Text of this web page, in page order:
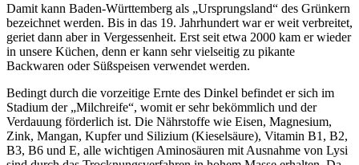
Damit kann Baden-Württemberg als „Ursprungsland“ des Grünkern
bezeichnet werden. Bis in das 19. Jahrhundert war er weit verbreitet,
geriet dann aber in Vergessenheit. Erst seit etwa 2000 kam er wieder
in unsere Küchen, denn er kann sehr vielseitig zu pikante
Backwaren oder Süßspeisen verwendet werden.
Bedingt durch die vorzeitige Ernte des Dinkel befindet er sich im
Stadium der „Milchreife“, womit er sehr bekömmlich und der
Verdauung förderlich ist. Die Nährstoffe wie Eisen, Magnesium,
Zink, Mangan, Kupfer und Silizium (Kieselsäure), Vitamin B1, B2,
B3, B6 und E, alle wichtigen Aminosäuren mit Ausnahme von Lysi